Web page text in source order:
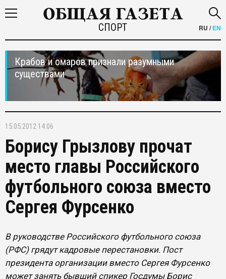
СПОРТ RU /EN
Крабов и омаров признали разумными
существами
15.05.2012 14:06
Борису Грызлову прочат
место главы Российского
футбольного союза вместо
Сергея Фурсенко
В руководстве Российского футбольного союза
(РФС) грядут кадровые перестановки. Пост
президента организации вместо Сергея Фурсенко
может занять бывший спикер Госдумы Борис